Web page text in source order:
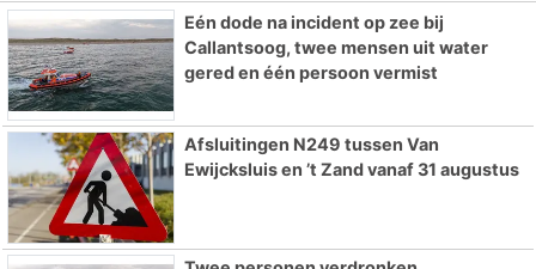
Eén dode na incident op zee bij
Callantsoog, twee mensen uit water
gered en één persoon vermist
Afsluitingen N249 tussen Van
Ewijcksluis en ’t Zand vanaf 31 augustus